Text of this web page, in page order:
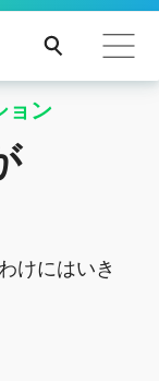
て影響を受け
ンス
クアップ
to keep your
ョン
けにはいき